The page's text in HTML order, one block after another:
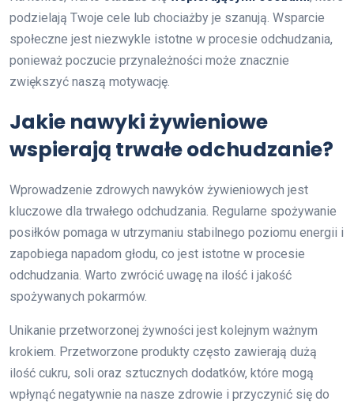
podzielają Twoje cele lub chociażby je szanują. Wsparcie
społeczne jest niezwykle istotne w procesie odchudzania,
ponieważ poczucie przynależności może znacznie
zwiększyć naszą motywację.
Jakie nawyki żywieniowe
wspierają trwałe odchudzanie?
Wprowadzenie zdrowych nawyków żywieniowych jest
kluczowe dla trwałego odchudzania. Regularne spożywanie
posiłków pomaga w utrzymaniu stabilnego poziomu energii i
zapobiega napadom głodu, co jest istotne w procesie
odchudzania. Warto zwrócić uwagę na ilość i jakość
spożywanych pokarmów.
Unikanie przetworzonej żywności jest kolejnym ważnym
krokiem. Przetworzone produkty często zawierają dużą
ilość cukru, soli oraz sztucznych dodatków, które mogą
wpłynąć negatywnie na nasze zdrowie i przyczynić się do